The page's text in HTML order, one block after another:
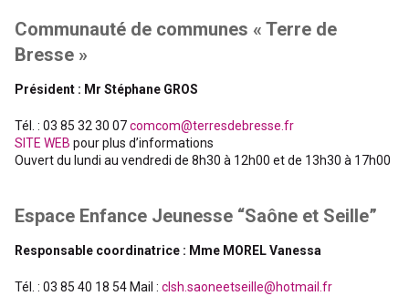
Communauté de communes « Terre de
Bresse »
Président : Mr Stéphane GROS
Tél. : 03 85 32 30 07comcom@terresdebresse.fr
SITE WEB pour plus d’informations
Ouvert du lundi au vendredi de 8h30 à 12h00 et de 13h30 à 17h00
Espace Enfance Jeunesse “Saône et Seille”
Responsable coordinatrice : Mme MOREL Vanessa
Tél. : 03 85 40 18 54 Mail : clsh.saoneetseille@hotmail.fr